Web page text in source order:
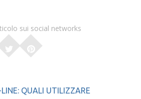
sui social networks
QUALI UTILIZZARE